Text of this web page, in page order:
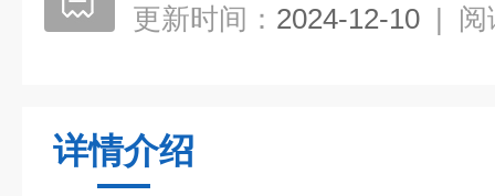
更新时间： 2024-12-10 | 阅
详情介绍